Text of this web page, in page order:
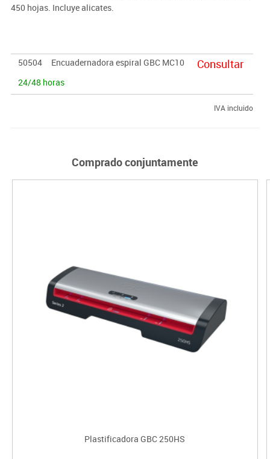
450 hojas. Incluye alicates.
50504
Encuadernadora espiral GBC MC10
24/48 horas
Consultar
IVA incluido
Comprado conjuntamente
Plastificadora GBC 250HS